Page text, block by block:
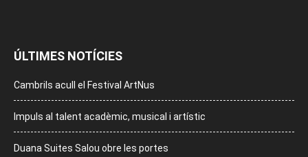
ÚLTIMES NOTÍCIES
Cambrils acull el Festival ArtNus
Impuls al talent acadèmic, musical i artístic
Duana Suites Salou obre les portes